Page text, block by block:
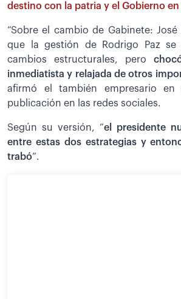
destino con la patria y el Gobierno en
“Sobre el cambio de Gabinete:
que la gestión de Rodrigo Paz se
cambios estructurales, pero
inmediatista y relajada de otros
afirmó el también empresario
publicación en las redes sociales.
Según su versión, “el presidente
entre estas dos estrategias y
trabó”.